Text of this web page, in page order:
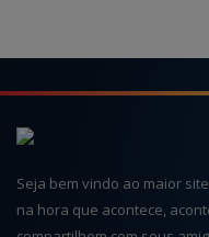
Seja bem vindo ao maior
na hora que acontece,